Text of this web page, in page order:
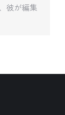
彼が編集